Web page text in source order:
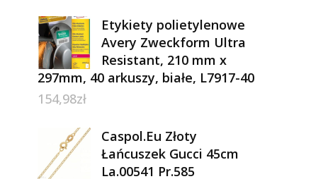
Etykiety polietylenowe
Avery Zweckform Ultra
Resistant, 210 mm x
297mm, 40 arkuszy, białe, L7917-40
154,98zł
Caspol.Eu Złoty
Łańcuszek Gucci 45cm
La.00541 Pr.585